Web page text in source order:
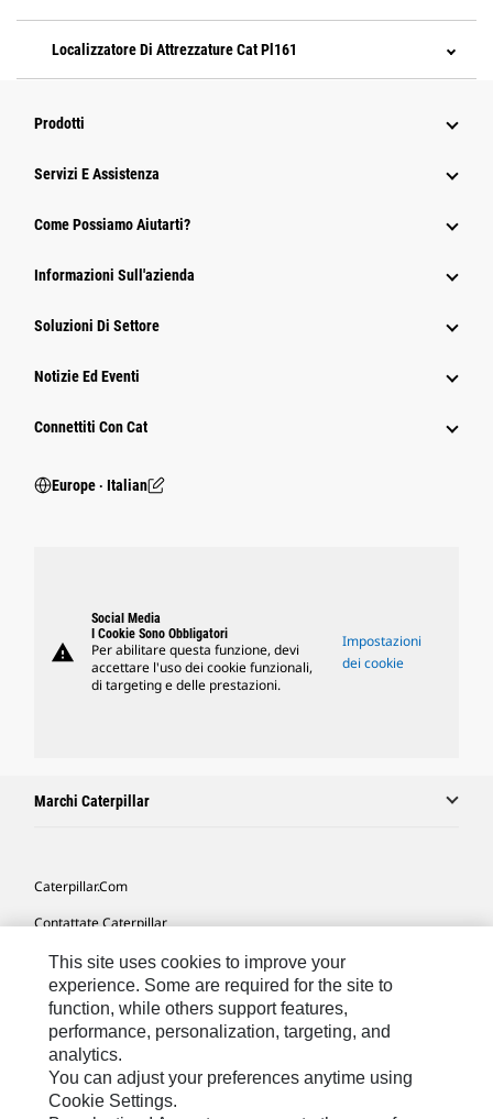
Localizzatore Di Attrezzature Cat Pl161
Prodotti
Servizi E Assistenza
Come Possiamo Aiutarti?
Informazioni Sull'azienda
Soluzioni Di Settore
Notizie Ed Eventi
Connettiti Con Cat
Europe ‧ Italian
warning
Social Media
I Cookie Sono Obbligatori
Per abilitare questa funzione, devi
accettare l'uso dei cookie funzionali,
di targeting e delle prestazioni.
Impostazioni
dei cookie
Marchi Caterpillar
Caterpillar.com
Contattate Caterpillar
Le Mie Preferenze Di Marketing
Mappa Del Sito
Cookie Settings
Informazioni Legali
Tutela Della Privacy
This site uses cookies to improve your
experience. Some are required for the site to
function, while others support features,
performance, personalization, targeting, and
analytics.
You can adjust your preferences anytime using
Cookie Settings.